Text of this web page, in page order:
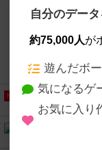
分のマイボードゲー
ードゲームの「興味
NEW マヤン
1人～6人
ソルト
自分のデー
約75,000人が
遊んだボ
気になるゲ
お気に入り